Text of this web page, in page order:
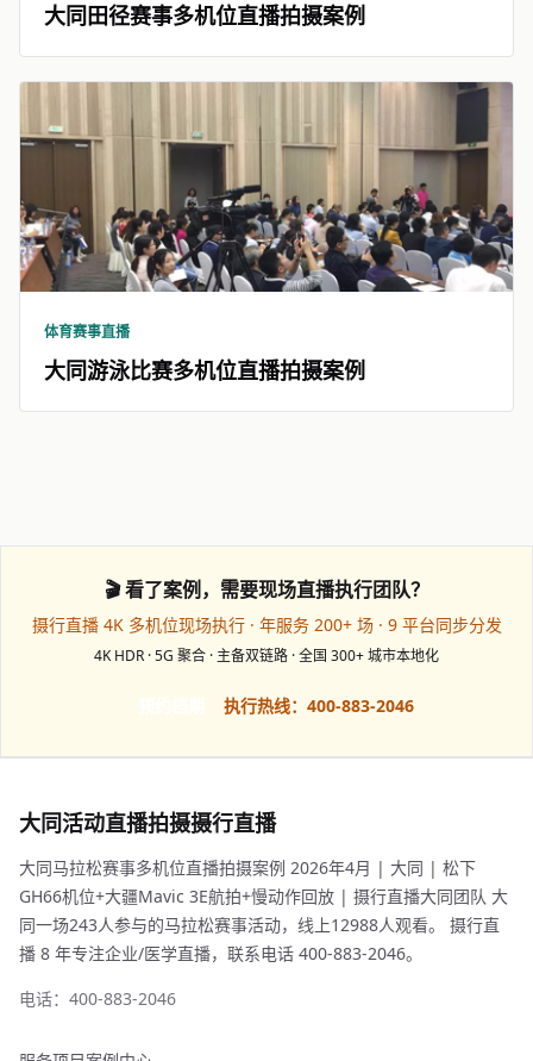
大同田径赛事多机位直播拍摄案例
体育赛事直播
大同游泳比赛多机位直播拍摄案例
🎬 看了案例，需要现场直播执行团队？
摄行直播 4K 多机位现场执行 · 年服务 200+ 场 · 9 平台同步分发
4K HDR · 5G 聚合 · 主备双链路 · 全国 300+ 城市本地化
执行热线：400-883-2046
大同活动直播拍摄摄行直播
大同马拉松赛事多机位直播拍摄案例 2026年4月 | 大同 | 松下
GH66机位+大疆Mavic 3E航拍+慢动作回放 | 摄行直播大同团队 大
同一场243人参与的马拉松赛事活动，线上12988人观看。 摄行直
播 8 年专注企业/医学直播，联系电话 400-883-2046。
电话：400-883-2046